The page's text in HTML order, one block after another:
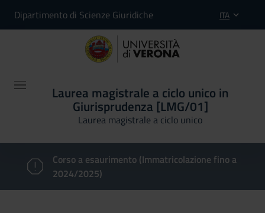
Dipartimento di Scienze Giuridiche ITA
Laurea magistrale a ciclo unico in
Giurisprudenza [LMG/01]
Laurea magistrale a ciclo unico
Corso a esaurimento (Immatricolazione fino a
2024/2025)